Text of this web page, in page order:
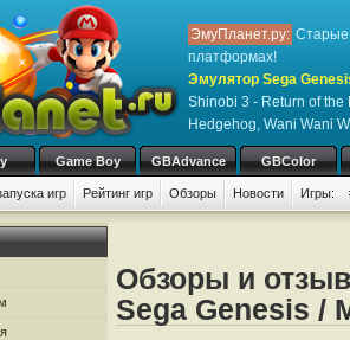
ЭмуПланет.ру: Старые
платформах!
Эмулятор Sega
Shinobi 3 - Return of the
Hedgehog, Wani Wani
Game Boy GBAdvance GBColor
игр Рейтинг игр Обзоры Новости Игры:
Обзоры и
Sega Genesis /